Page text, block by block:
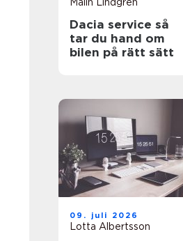
Dacia service så
tar du hand om
bilen på rätt sätt
09. juli 2026
Lotta Albertsson